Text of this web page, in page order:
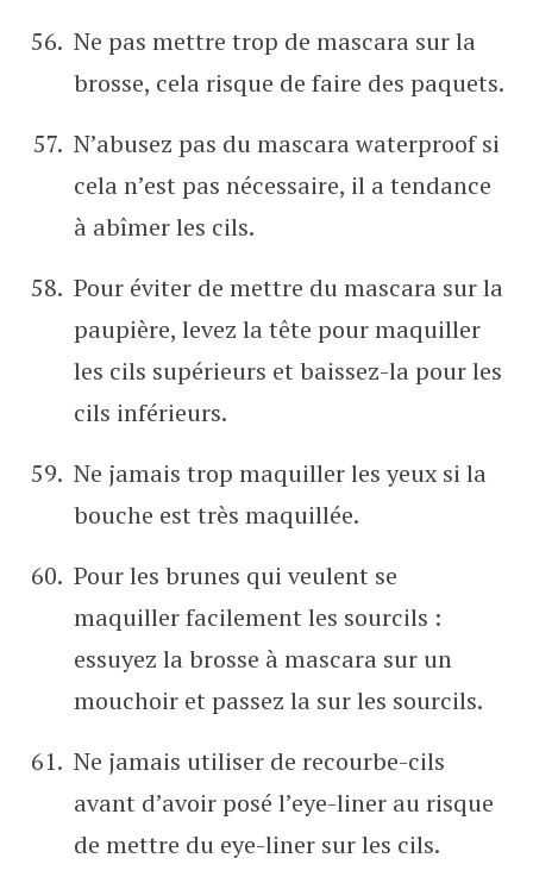
Ne pas mettre trop de mascara sur la
brosse, cela risque de faire des paquets.
N’abusez pas du mascara waterproof si
cela n’est pas nécessaire, il a tendance
à abîmer les cils.
Pour éviter de mettre du mascara sur la
paupière, levez la tête pour maquiller
les cils supérieurs et baissez-la pour les
cils inférieurs.
Ne jamais trop maquiller les yeux si la
bouche est très maquillée.
Pour les brunes qui veulent se
maquiller facilement les sourcils :
essuyez la brosse à mascara sur un
mouchoir et passez la sur les sourcils.
Ne jamais utiliser de recourbe-cils
avant d’avoir posé l’eye-liner au risque
de mettre du eye-liner sur les cils.